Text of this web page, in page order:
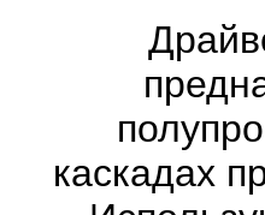
каскадах